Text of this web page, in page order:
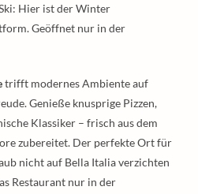
Hier ist der Winter
Geöffnet nur in der
trifft modernes Ambiente auf
Genieße knusprige Pizzen,
Klassiker – frisch aus dem
zubereitet. Der perfekte Ort für
nicht auf Bella Italia verzichten
Restaurant nur in der